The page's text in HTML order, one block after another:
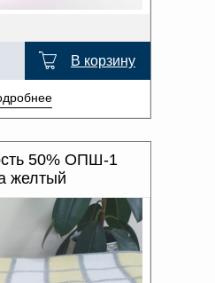
В корзину
50% ОПШ-1
желтый